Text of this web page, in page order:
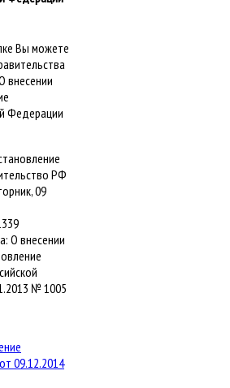
Вы можете
внесении
Федерации
РФ
09
О внесении
№ 1005
09.12.2014